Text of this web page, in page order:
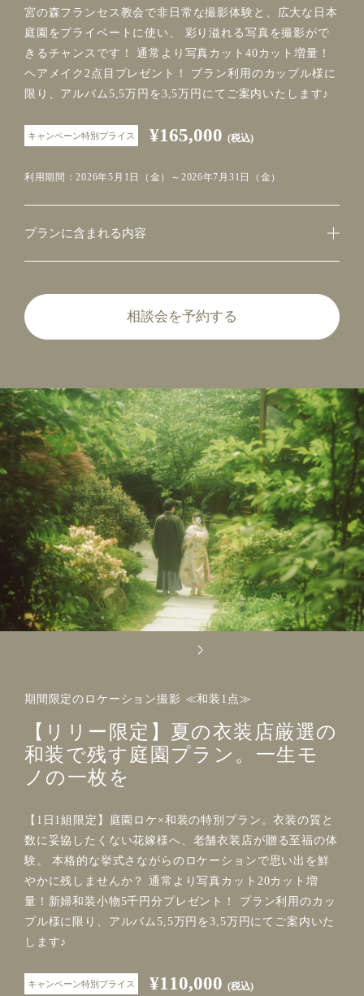
宮の森フランセス教会で非日常な撮影体験と、広大な日本
庭園をプライベートに使い、 彩り溢れる写真を撮影がで
きるチャンスです！ 通常より写真カット40カット増量！
ヘアメイク2点目プレゼント！ プラン利用のカップル様に
限り、アルバム5,5万円を3,5万円にてご案内いたします♪
キャンペーン特別プライス ¥165,000 (税込)
利用期間：2026年5月1日（金）～2026年7月31日（金）
プランに含まれる内容
相談会を予約する
期間限定のロケーション撮影 ≪和装1点≫
【リリー限定】夏の衣装店厳選の
和装で残す庭園プラン。一生モ
ノの一枚を
【1日1組限定】庭園ロケ×和装の特別プラン。衣装の質と
数に妥協したくない花嫁様へ、老舗衣装店が贈る至福の体
験。 本格的な挙式さながらのロケーションで思い出を鮮
やかに残しませんか？ 通常より写真カット20カット増
量！新婦和装小物5千円分プレゼント！ プラン利用のカッ
プル様に限り、アルバム5,5万円を3,5万円にてご案内いた
します♪
キャンペーン特別プライス ¥110,000 (税込)